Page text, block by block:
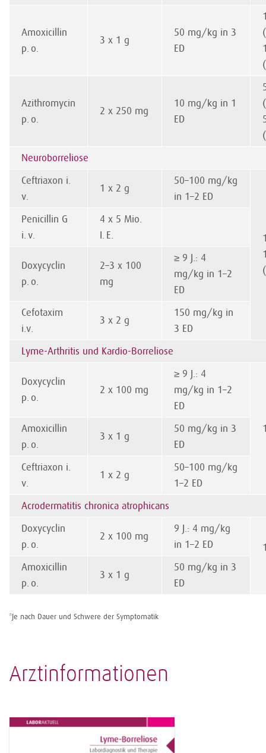
Amoxicillin
p. o.
3 x 1 g
50 mg/kg in 3
ED
Azithromycin
p. o.
2 x 250 mg
10 mg/kg in 1
ED
Neuroborreliose
Ceftriaxon i.
v.
1 x 2 g
50–100 mg/kg
in 1–2 ED
Penicillin G
i. v.
4 x 5 Mio.
I. E.
Doxycyclin
p. o.
2–3 x 100
mg
≥ 9 J.: 4
mg/kg in 1–2
ED
Cefotaxim
i.v.
3 x 2 g
150 mg/kg in
3 ED
Lyme-Arthritis und Kardio-Borreliose
Doxycyclin
p. o.
2 x 100 mg
≥ 9 J.: 4
mg/kg in 1–2
ED
Amoxicillin
p. o.
3 x 1 g
50 mg/kg in 3
ED
Ceftriaxon i.
v.
1 x 2 g
50–100 mg/kg
1–2 ED
Acrodermatitis chronica atrophicans
Doxycyclin
p. o.
2 x 100 mg
9 J.: 4 mg/kg
in 1–2 ED
Amoxicillin
p. o.
3 x 1 g
50 mg/kg in 3
ED
*Je nach Dauer und Schwere der Symptomatik
Arztinformationen